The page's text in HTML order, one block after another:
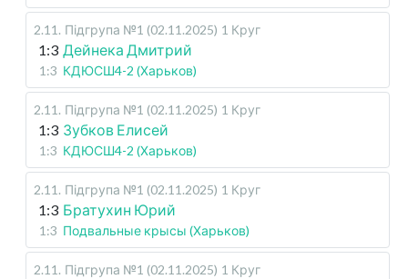
2.11 . Підгрупа №1 (02.11.2025) 1 Круг
1:3 Дейнека Дмитрий
1:3 КДЮСШ4-2 (Харьков)
2.11 . Підгрупа №1 (02.11.2025) 1 Круг
1:3 Зубков Елисей
1:3 КДЮСШ4-2 (Харьков)
2.11 . Підгрупа №1 (02.11.2025) 1 Круг
1:3 Братухин Юрий
1:3 Подвальные крысы (Харьков)
2.11 . Підгрупа №1 (02.11.2025) 1 Круг